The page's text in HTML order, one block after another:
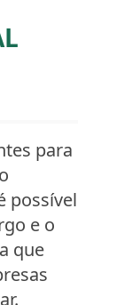
para
possível
e o
que